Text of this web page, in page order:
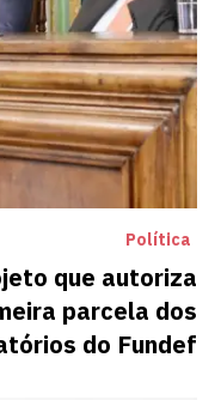
Política
que autoriza
parcela dos
do Fundef